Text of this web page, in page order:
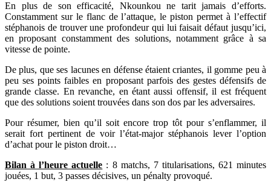
En plus de son efficacité, Nkounkou ne tarit jamais d’efforts.
Constamment sur le flanc de l’attaque, le piston permet à l’effectif
stéphanois de trouver une profondeur qui lui faisait défaut jusqu’ici,
en proposant constamment des solutions, notamment grâce à sa
vitesse de pointe.
De plus, que ses lacunes en défense étaient criantes, il gomme peu à
peu ses points faibles en proposant parfois des gestes défensifs de
grande classe. En revanche, en étant aussi offensif, il est fréquent
que des solutions soient trouvées dans son dos par les adversaires.
Pour résumer, bien qu’il soit encore trop tôt pour s’enflammer, il
serait fort pertinent de voir l’état-major stéphanois lever l’option
d’achat pour le piston droit…
Bilan à l’heure actuelle : 8 matchs, 7 titularisations, 621 minutes
jouées, 1 but, 3 passes décisives, un pénalty provoqué.